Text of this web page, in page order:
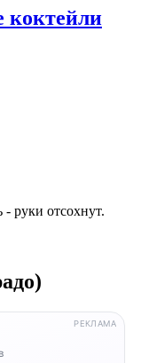
коктейли
руки отсохнут.
РЕКЛАМА